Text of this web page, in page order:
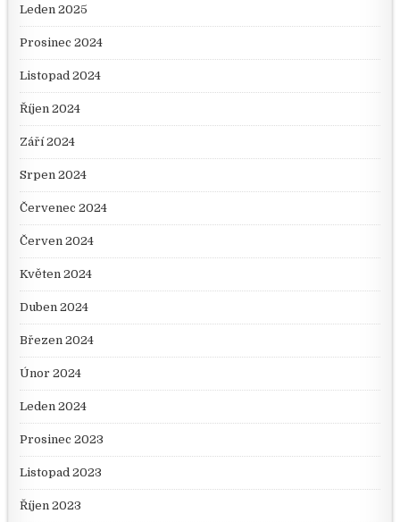
Leden 2025
Prosinec 2024
Listopad 2024
Říjen 2024
Září 2024
Srpen 2024
Červenec 2024
Červen 2024
Květen 2024
Duben 2024
Březen 2024
Únor 2024
Leden 2024
Prosinec 2023
Listopad 2023
Říjen 2023